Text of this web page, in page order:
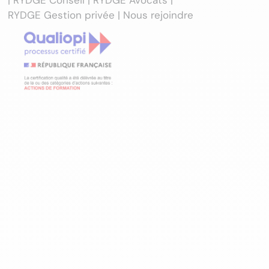
RYDGE Gestion privée | Nous rejoindre